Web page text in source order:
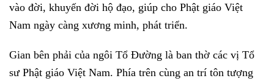
vào đời, khuyến đời hộ đạo, giúp cho Phật giáo Việt
Nam ngày càng xương minh, phát triển.
Gian bên phải của ngôi Tổ Đường là ban thờ các vị Tổ
sư Phật giáo Việt Nam. Phía trên cùng an trí tôn tượng